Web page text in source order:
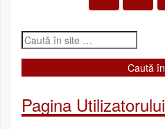
Pagina Utilizatorului